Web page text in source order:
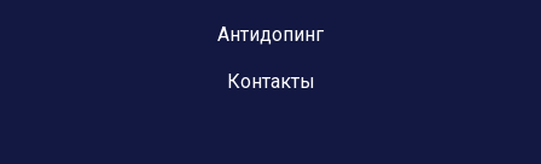
Антидопинг
Контакты